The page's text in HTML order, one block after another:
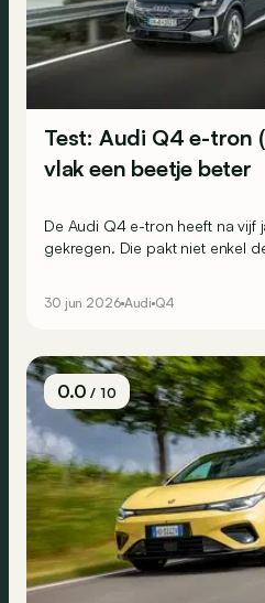
Test: Audi Q4 e-tron
vlak een beetje beter
De Audi Q4 e-tron heeft na vijf
gekregen. Die pakt niet enkel
steeds sterkere concurrentie?
30 jun 2026 Audi Q4
0.0/ 10